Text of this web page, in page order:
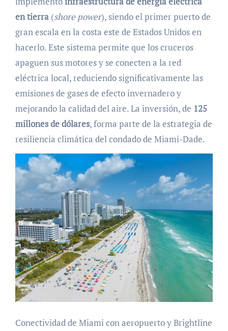
en tierra (shore power), siendo el primer puerto de
gran escala en la costa este de Estados Unidos en
hacerlo. Este sistema permite que los cruceros
apaguen sus motores y se conecten a la red
eléctrica local, reduciendo significativamente las
emisiones de gases de efecto invernadero y
mejorando la calidad del aire. La inversión, de 125
millones de dólares, forma parte de la estrategia de
resiliencia climática del condado de Miami-Dade.
Conectividad de Miami con aeropuerto y Brightline